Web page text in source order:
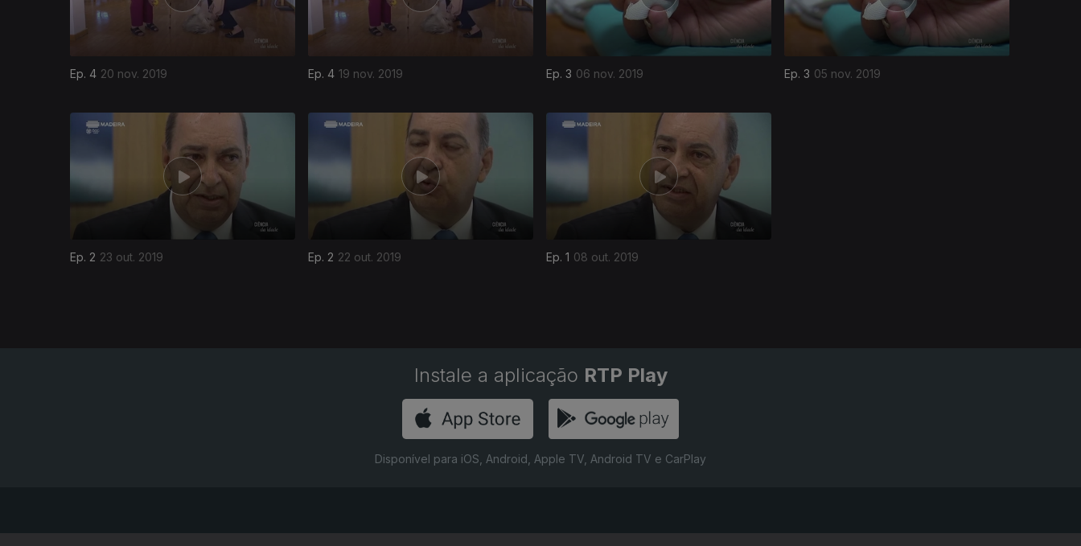
Ep. 4 20 nov. 2019 Ep. 4 19 nov. 2019 Ep. 3 06 nov. 2019 Ep. 3 05 nov. 2019
Ep. 2 23 out. 2019 Ep. 2 22 out. 2019 Ep. 1 08 out. 2019
432215
Instale a aplicação RTP Play
Disponível para iOS, Android, Apple TV, Android TV e CarPlay